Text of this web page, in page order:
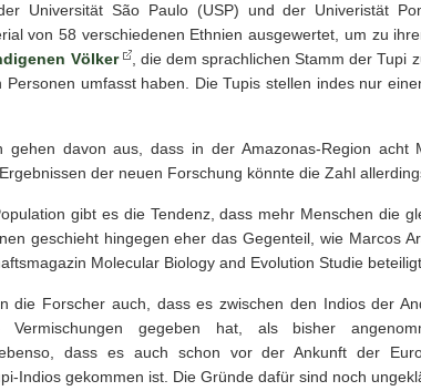
Universität São Paulo (USP) und der Univeristät
von 58 verschiedenen Ethnien ausgewertet, um zu
Völker
, die dem sprachlichen Stamm der Tupi
Personen umfasst haben. Die Tupis stellen indes nur
gehen davon aus, dass in der Amazonas-Region acht
der neuen Forschung könnte die Zahl
gibt es die Tendenz, dass mehr Menschen die
geschieht hingegen eher das Gegenteil, wie Marcos
Molecular Biology and Evolution Studie
die Forscher auch, dass es zwischen den Indios der
Vermischungen gegeben hat, als bisher
dass es auch schon vor der Ankunft der
Indios gekommen ist. Die Gründe dafür sind noch